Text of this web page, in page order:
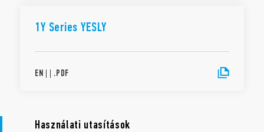
1Y Series YESLY
EN | | .PDF
Használati utasítások